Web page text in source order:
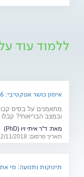
ללמוד עוד
אימון כושר אפקטיבי: 6 טיפים להצלחה
מתאמנים על בסיס
מאת: ד"ר איתי זיו (PhD)
תאריך פרסום: 12/11/2018
תינוקות ותנועה: מי